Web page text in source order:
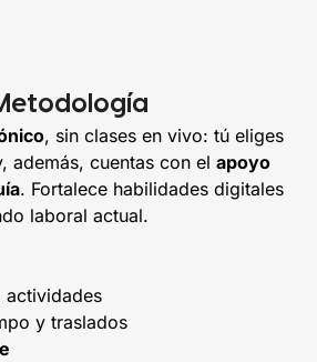
, sin clases en vivo: tú eliges
además, cuentas con el apoyo
. Fortalece habilidades digitales
laboral actual.
actividades
y traslados